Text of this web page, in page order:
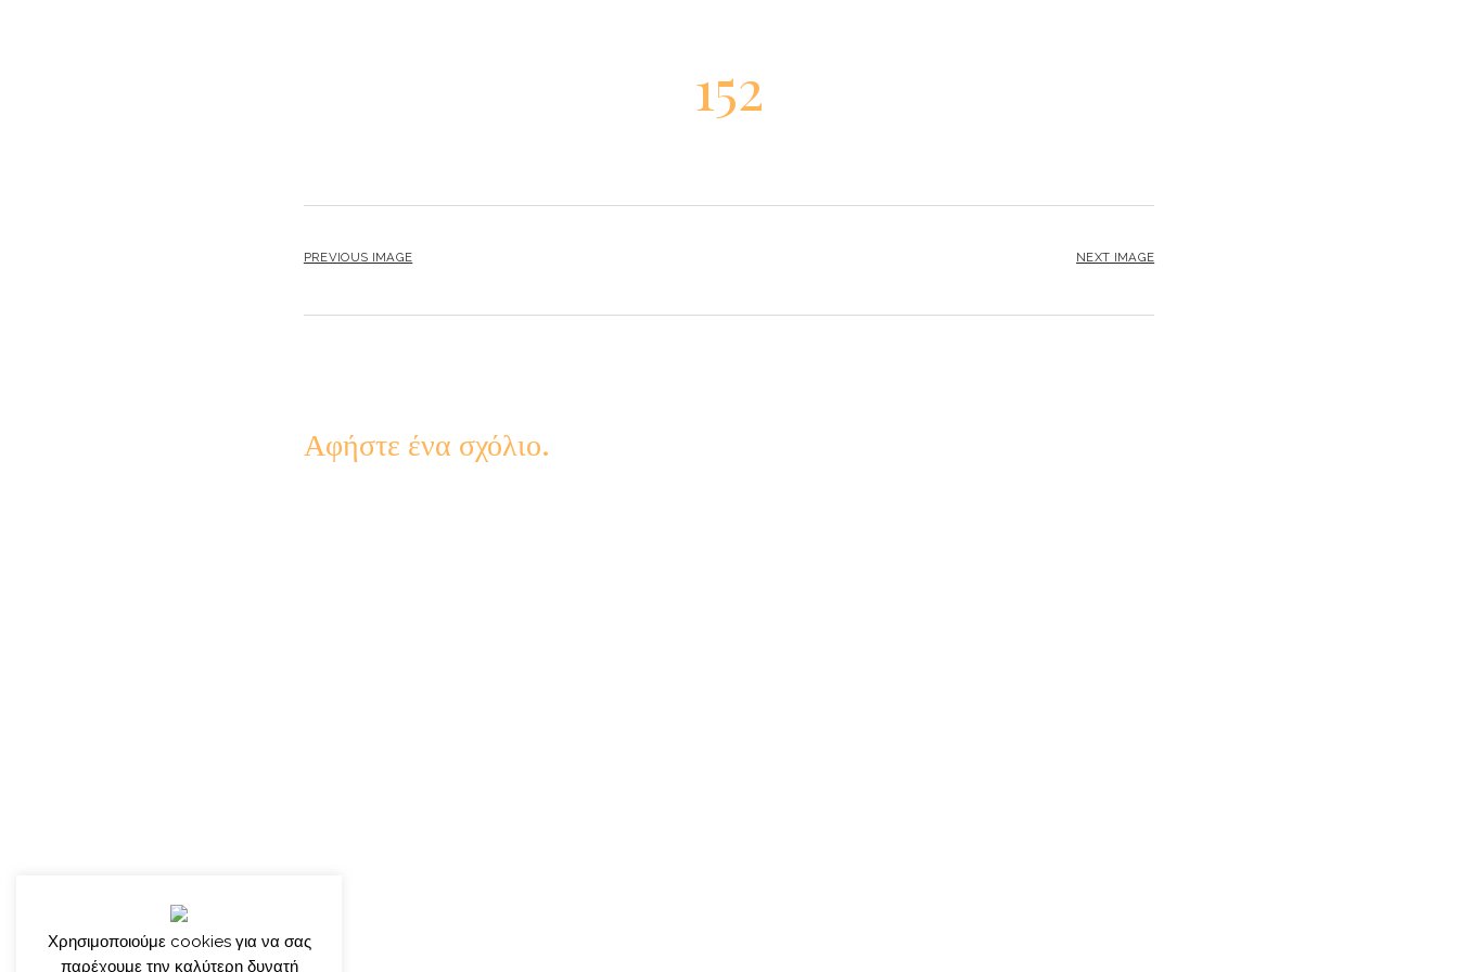
152
PREVIOUS IMAGE NEXT IMAGE
Αφήστε ένα σχόλιο.
Χρησιμοποιούμε cookies για να σας
παρέχουμε την καλύτερη δυνατή